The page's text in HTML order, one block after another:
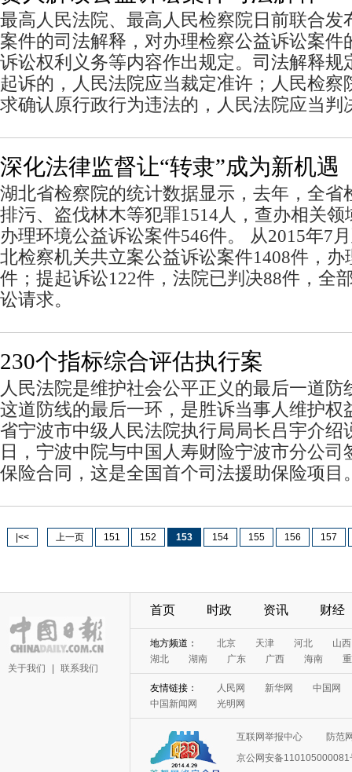
最高人民法院、最高人民检察院日前联合发
案件的司法解释，对办理检察公益诉讼案件
诉讼权利义务等内容作出规定。司法解释规
起诉的，人民法院应当裁定准许；人民检察
求确认原行政行为违法的，人民法院应当判
深化法律监督让“转隶”成为新机遇
湖北省检察院的统计数据显示，去年，全省
排污、盗伐林木等犯罪1514人，查办相关领
办理环境公益诉讼案件546件。 从2015年7
北检察机关共立案公益诉讼案件1408件，办
件；提起诉讼122件，法院已判决88件，全
讼请求。
230个指标综合评估执行案
人民法院是维护社会公平正义的最后一道防
这道防线的最后一环，是胜诉当事人维护权
省宁波市中级人民法院执行局局长吕宇介绍
日，宁波中院与中国人寿财险宁波市分公司
保险合同，这是全国首个司法援助保险项目
|<< 上一页 151 152 153 154 155 156 157
关于我们 联系我们
首页 时政 资讯 财经
互联网举报中心
防范
京公网安备110105000081